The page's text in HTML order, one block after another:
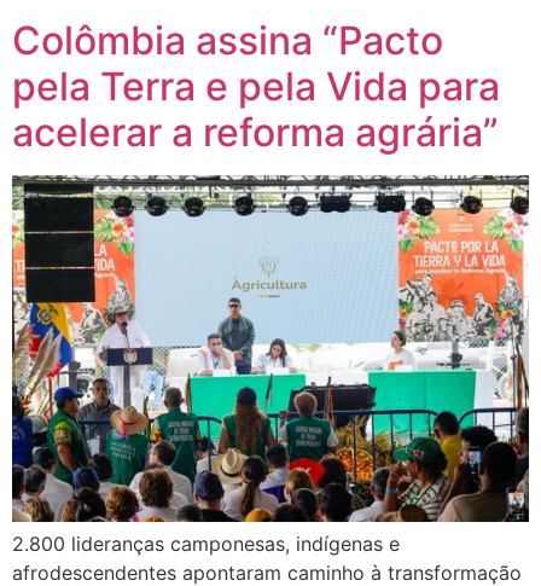
Colômbia assina “Pacto
pela Terra e pela Vida para
acelerar a reforma agrária”
2.800 lideranças camponesas, indígenas e
afrodescendentes apontaram caminho à transformação